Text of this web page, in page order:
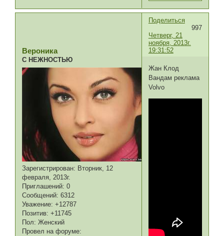
Поделиться
997
Четверг, 21
ноября, 2013г.
19:31:52
Вероника
С НЕЖНОСТЬЮ
Зарегистрирован: Вторник, 12
февраля, 2013г.
Приглашений: 0
Сообщений: 6312
Уважение: +12787
Позитив: +11745
Пол: Женский
Провел на форуме:
Жан Клод
Вандам реклама
Volvo